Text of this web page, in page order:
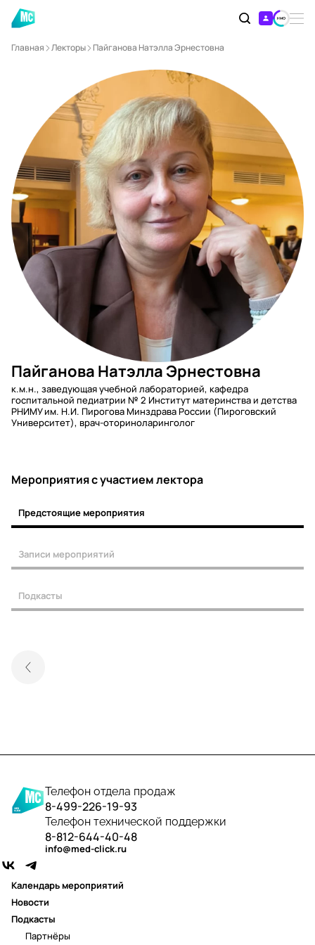
Главная Лекторы Пайганова Натэлла Эрнестовна
Пайганова Натэлла Эрнестовна
к.м.н., заведующая учебной лабораторией, кафедра
госпитальной педиатрии № 2 Институт материнства и детства
РНИМУ им. Н.И. Пирогова Минздрава России (Пироговский
Университет), врач-оториноларинголог
Мероприятия c участием лектора
Предстоящие мероприятия
Записи мероприятий
Подкасты
Телефон отдела продаж
8-499-226-19-93
Телефон технической поддержки
8-812-644-40-48
info@med-click.ru
Календарь мероприятий
Новости
Подкасты
Партнёры